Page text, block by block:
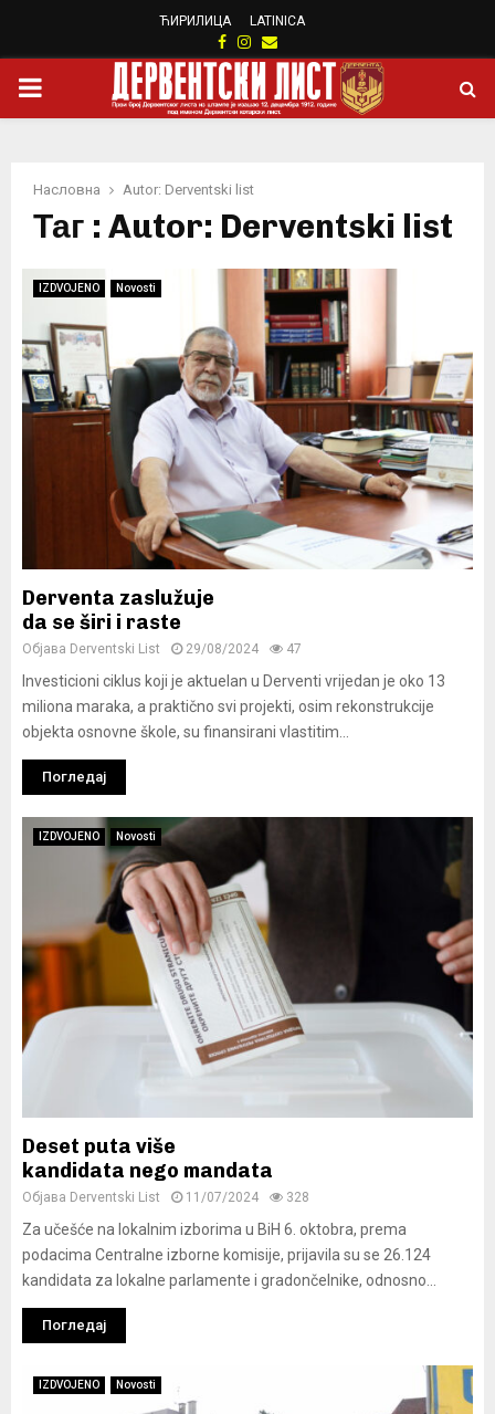
ЋИРИЛИЦА LATINICA
Facebook
Instagram
Email
PRIMARY
Насловна Autor: Derventski list
Таг : Autor: Derventski list
IZDVOJENO Novosti
Derventa zaslužuje
da se širi i raste
Објава Derventski List 29/08/2024 47
Investicioni ciklus koji je aktuelan u Derventi vrijedan je oko 13
miliona maraka, a praktično svi projekti, osim rekonstrukcije
objekta osnovne škole, su finansirani vlastitim...
Погледај
IZDVOJENO Novosti
Deset puta više
kandidata nego mandata
Објава Derventski List 11/07/2024 328
Za učešće na lokalnim izborima u BiH 6. oktobra, prema
podacima Centralne izborne komisije, prijavila su se 26.124
kandidata za lokalne parlamente i gradončelnike, odnosno...
Погледај
IZDVOJENO Novosti